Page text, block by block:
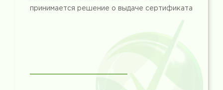
принимается решение о выдаче сертификата